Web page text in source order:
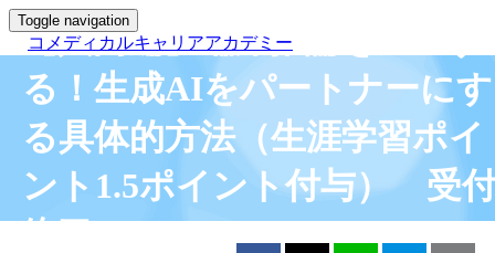
Toggle navigation
コメディカルキャリアアカデミー
【入門編】臨床推論を加速す
る！生成AIをパートナーにす
る具体的方法（生涯学習ポイ
ント1.5ポイント付与） 受
終了